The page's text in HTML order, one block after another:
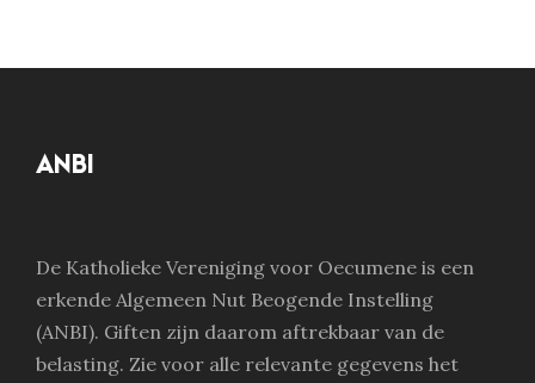
ANBI
De Katholieke Vereniging voor Oecumene is een
erkende Algemeen Nut Beogende Instelling
(ANBI). Giften zijn daarom aftrekbaar van de
belasting. Zie voor alle relevante gegevens het